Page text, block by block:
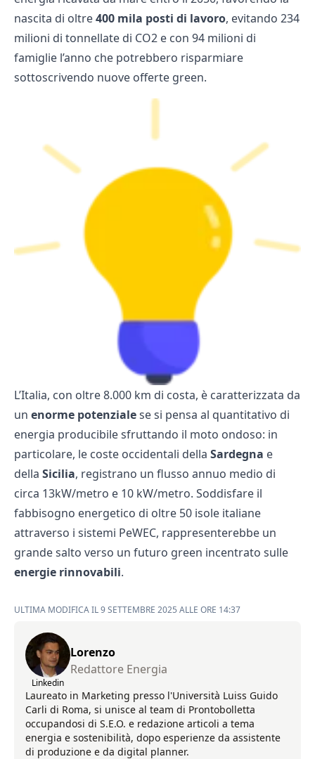
nascita di oltre400 mila posti di lavoro, evitando 234
milioni di tonnellate di CO2 e con 94 milioni di
famiglie l’anno che potrebbero risparmiare
sottoscrivendo nuove offerte green.
L’Italia, con oltre 8.000 km di costa, è caratterizzata da
un enorme potenzialese si pensa al quantitativo di
energia producibile sfruttando il moto ondoso: in
particolare, le coste occidentali della Sardegna e
della Sicilia, registrano un flusso annuo medio di
circa 13kW/metro e 10 kW/metro. Soddisfare il
fabbisogno energetico di oltre 50 isole italiane
attraverso i sistemi PeWEC, rappresenterebbe un
grande salto verso un futuro green incentrato sulle
energie rinnovabili.
ULTIMA MODIFICA IL 9 SETTEMBRE 2025 ALLE ORE 14:37
Linkedin
Lorenzo
Redattore Energia
Laureato in Marketing presso l'Università Luiss Guido
Carli di Roma, si unisce al team di Prontobolletta
occupandosi di S.E.O. e redazione articoli a tema
energia e sostenibilità, dopo esperienze da assistente
di produzione e da digital planner.